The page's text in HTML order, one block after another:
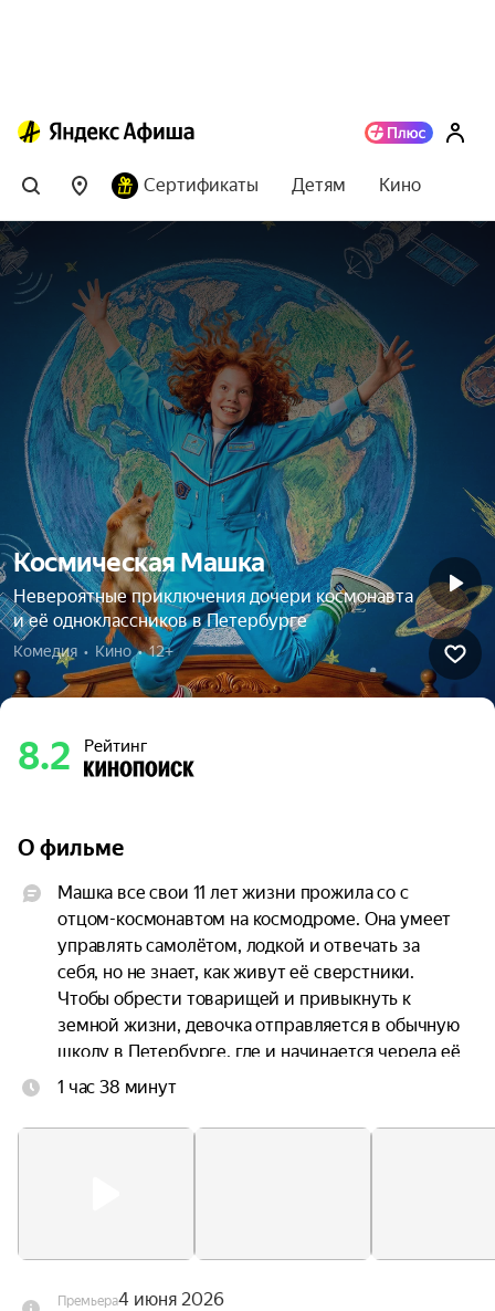
Сертификаты Детям Кино
Космическая Машка
Невероятные приключения дочери космонавта
и её одноклассников в Петербурге
Комедия  •  Кино  •  12+
8.2 Рейтинг
О фильме
Машка все свои 11 лет жизни прожила со с
отцом-космонавтом на космодроме. Она умеет
управлять самолётом, лодкой и отвечать за
себя, но не знает, как живут её сверстники.
Чтобы обрести товарищей и привыкнуть к
земной жизни, девочка отправляется в обычную
школу в Петербурге, где и начинается череда её
невероятных приключений.
1 час 38 минут
Премьера4 июня 2026